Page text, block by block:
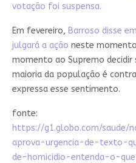
votação foi suspensa.
Em fevereiro, Barroso disse
julgará a ação neste
momento ao Supremo decidir
maioria da população é
expressa esse sentimento.
fonte:
https://g1.globo.com/saude/
aprova-urgencia-de-texto-
de-homicidio-entenda-o-